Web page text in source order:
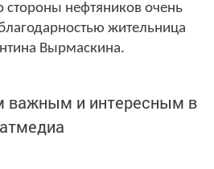
нефтяников очень
жительница
Вырмаскина.
важным и интересным в